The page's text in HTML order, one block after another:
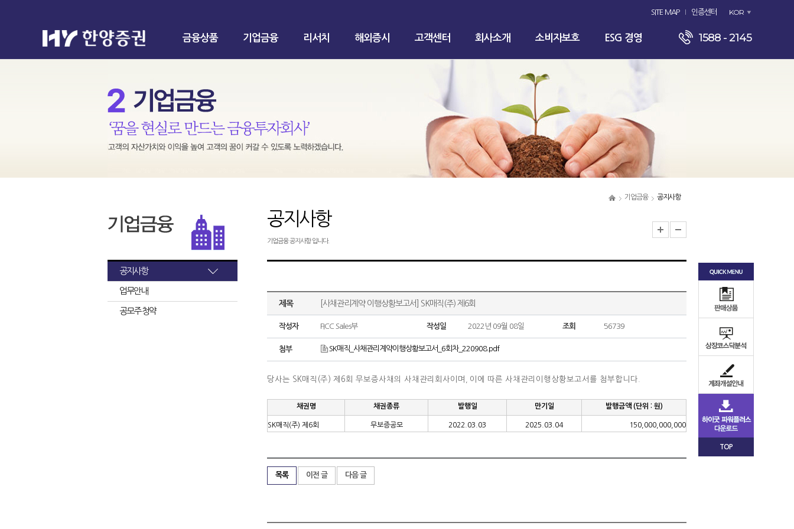
SITE MAP 인증센터 KOR
금융상품 기업금융 리서치 해외증시 고객센터 회사소개 소비자보호 ESG 경영 1588 - 2145
기업금융 공지사항
공지사항
업무안내
공모주 청약
공지사항
기업금융 공지사항 입니다.
제목 [사채관리계약 이행상황보고서] SK매직(주) 제6회
작성자 FICC Sales부 작성일 2022년 09월 08일 조회 56739
첨부 SK매직_사채관리계약이행상황보고서_6회차_220908.pdf
당사는 SK매직(주) 제6회 무보증사채의 사채관리회사이며 이에 따른 사채관리이행상황보고서를 첨부합니다
채권명 채권종류 발행일 만기일 발행금액(단위 : 원 )
SK매직(주) 제6회 무보증공모 2022.03.03 2025.03.04 150,000,000,000
목록 이전 글 다음 글
TOP